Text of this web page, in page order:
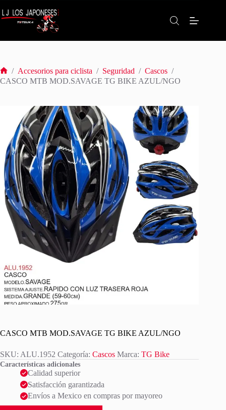
al
contenido
Inicio
/ Accesorios para ciclista / Seguridad / Cascos /
CASCO MTB MOD.SAVAGE TG BIKE AZUL/NGO
CASCO MTB MOD.SAVAGE TG BIKE AZUL/NGO
SKU: ALU.1952 Categoría: Cascos Marca: TG Bike
Características adicionales
Calidad superior
Satisfacción garantizada
Envíos a Mexico en compras por mayoreo